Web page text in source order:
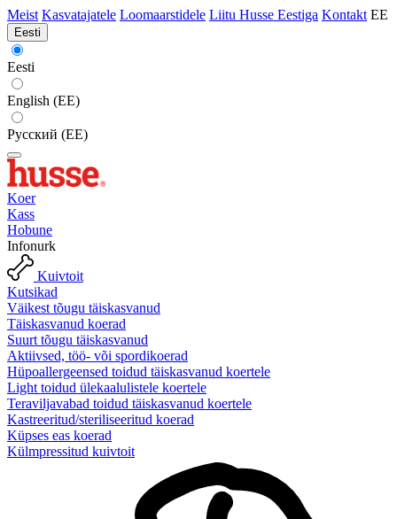
Meist Kasvatajatele Loomaarstidele Liitu Husse Eestiga Kontakt EE
Eesti
Eesti
English (EE)
Русский (EE)
Koer
Kass
Hobune
Infonurk
Kuivtoit
Kutsikad
Väikest tõugu täiskasvanud
Täiskasvanud koerad
Suurt tõugu täiskasvanud
Aktiivsed, töö- või spordikoerad
Hüpoallergeensed toidud täiskasvanud koertele
Light toidud ülekaalulistele koertele
Teraviljavabad toidud täiskasvanud koertele
Kastreeritud/steriliseeritud koerad
Küpses eas koerad
Külmpressitud kuivtoit